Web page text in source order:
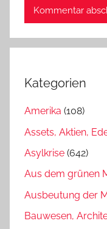
Kategorien
Amerika (108)
Assets, Aktien,
Asylkrise (642)
Aus dem grünen
Ausbeutung der
Bauwesen,